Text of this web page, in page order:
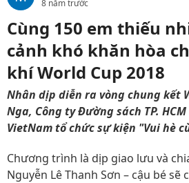
8 năm trước
Cùng 150 em thiếu
cảnh khó khăn hòa
khí World Cup 2018
Nhân dịp diễn ra vòng chung kết
Nga, Công ty Đường sách TP.
VietNam tổ chức sự kiện "Vui hè
Chương trình là dịp giao lưu và
Nguyễn Lê Thanh Sơn – cậu bé sẽ